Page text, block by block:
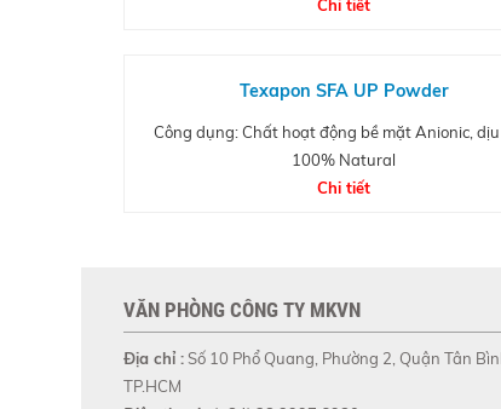
Chi tiết
Texapon SFA UP Powder
Công dụng: Chất hoạt động bề mặt Anionic,
100% Natural
Chi tiết
VĂN PHÒNG CÔNG TY MKVN
Địa chỉ :Số 10 Phổ Quang, Phường 2, Quận Tân
TP.HCM